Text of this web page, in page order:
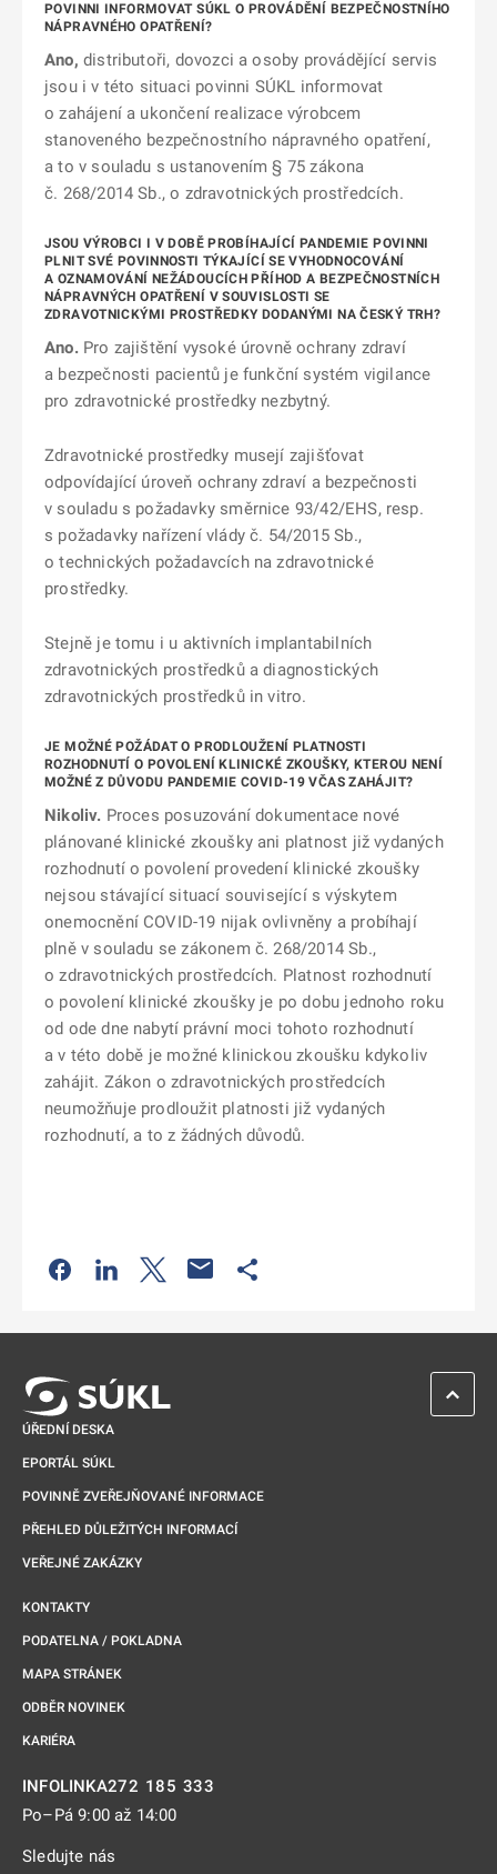
POVINNI INFORMOVAT SÚKL O PROVÁDĚNÍ BEZPEČNOSTNÍHO
NÁPRAVNÉHO OPATŘENÍ?
Ano, distributoři, dovozci a osoby provádějící servis
jsou i v této situaci povinni SÚKL informovat
o zahájení a ukončení realizace výrobcem
stanoveného bezpečnostního nápravného opatření,
a to v souladu s ustanovením § 75 zákona
č. 268/2014 Sb., o zdravotnických prostředcích.
JSOU VÝROBCI I V DOBĚ PROBÍHAJÍCÍ PANDEMIE POVINNI
PLNIT SVÉ POVINNOSTI TÝKAJÍCÍ SE VYHODNOCOVÁNÍ
A OZNAMOVÁNÍ NEŽÁDOUCÍCH PŘÍHOD A BEZPEČNOSTNÍCH
NÁPRAVNÝCH OPATŘENÍ V SOUVISLOSTI SE
ZDRAVOTNICKÝMI PROSTŘEDKY DODANÝMI NA ČESKÝ TRH?
Ano.Pro zajištění vysoké úrovně ochrany zdraví
a bezpečnosti pacientů je funkční systém vigilance
pro zdravotnické prostředky nezbytný.
Zdravotnické prostředky musejí zajišťovat
odpovídající úroveň ochrany zdraví a bezpečnosti
v souladu s požadavky směrnice 93/42/EHS, resp.
s požadavky nařízení vlády č. 54/2015 Sb.,
o technických požadavcích na zdravotnické
prostředky.
Stejně je tomu i u aktivních implantabilních
zdravotnických prostředků a diagnostických
zdravotnických prostředků in vitro.
JE MOŽNÉ POŽÁDAT O PRODLOUŽENÍ PLATNOSTI
ROZHODNUTÍ O POVOLENÍ KLINICKÉ ZKOUŠKY, KTEROU NENÍ
MOŽNÉ Z DŮVODU PANDEMIE COVID-19 VČAS ZAHÁJIT?
Nikoliv. Proces posuzování dokumentace nové
plánované klinické zkoušky ani platnost již vydaných
rozhodnutí o povolení provedení klinické zkoušky
nejsou stávající situací související s výskytem
onemocnění COVID-19 nijak ovlivněny a probíhají
plně v souladu se zákonem č. 268/2014 Sb.,
o zdravotnických prostředcích. Platnost rozhodnutí
o povolení klinické zkoušky je po dobu jednoho roku
od ode dne nabytí právní moci tohoto rozhodnutí
a v této době je možné klinickou zkoušku kdykoliv
zahájit. Zákon o zdravotnických prostředcích
neumožňuje prodloužit platnosti již vydaných
rozhodnutí, a to z žádných důvodů.
Odkaz se otevře na nové kartě
Odkaz se otevře na nové kartě
Odkaz se otevře na nové kartě
ÚŘEDNÍ DESKA
EPORTÁL SÚKL
POVINNĚ ZVEŘEJŇOVANÉ INFORMACE
PŘEHLED DŮLEŽITÝCH INFORMACÍ
VEŘEJNÉ ZAKÁZKY
KONTAKTY
PODATELNA / POKLADNA
MAPA STRÁNEK
ODBĚR NOVINEK
KARIÉRA
INFOLINKA272 185 333
Po–Pá 9:00 až 14:00
Sledujte nás
ZPĚT